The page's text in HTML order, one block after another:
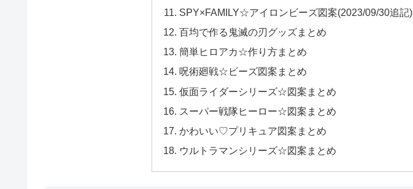
SPY×FAMILY☆アイロンビーズ図案(2023/09/30追記)
百均で作る鬼滅の刃グッズまとめ
簡単ヒロアカ☆作り方まとめ
呪術廻戦☆ビーズ図案まとめ
仮面ライダーシリーズ☆図案まとめ
スーパー戦隊ヒーロー☆図案まとめ
かわいい♡プリキュア図案まとめ
ウルトラマンシリーズ☆図案まとめ